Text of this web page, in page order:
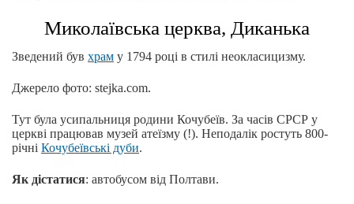
Миколаївська церква, Диканька
Зведений був храм у 1794 році в стилі неокласицизму.
Джерело фото: stejka.com.
Тут була усипальниця родини Кочубеїв. За часів СРСР у
церкві працював музей атеїзму (!). Неподалік ростуть 800-
річні Кочубеївські дуби.
Як дістатися: автобусом від Полтави.